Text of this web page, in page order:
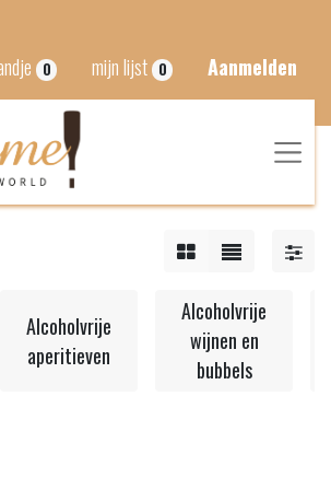
0 mijn lijst 0 Aanmelden
Alcoholvrije
aperitieven
Alcoholvrije
wijnen en
bubbels